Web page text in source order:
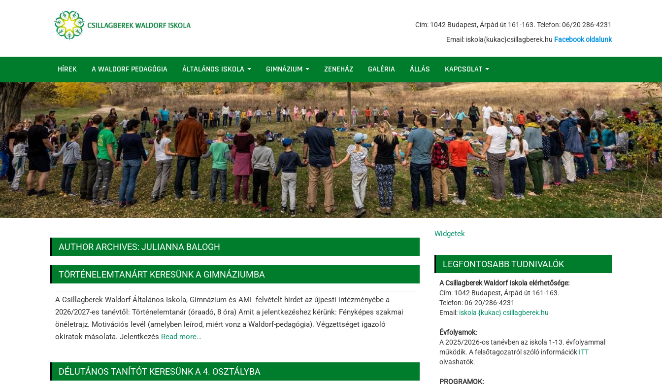
Cím: 1042 Budapest, Árpád út 161-163. Telefon: 06/20 286-4231
Email: iskola{kukac}csillagberek.hu Facebook oldalunk
HÍREK A WALDORF PEDAGÓGIA ÁLTALÁNOS ISKOLA GIMNÁZIUM ZENEHÁZ GALÉRIA ÁLLÁS KAPCSOLAT
AUTHOR ARCHIVES: JULIANNA BALOGH
TÖRTÉNELEMTANÁRT KERESÜNK A GIMNÁZIUMBA
A Csillagberek Waldorf Általános Iskola, Gimnázium és AMI felvételt hirdet az újpesti intézményébe a
2026/2027-es tanévtől: Történelemtanár (óraadó, 8 óra) Amit a jelentkezéshez kérünk: Fényképes szakmai
önéletrajz. Motivációs levél (amelyben leírod, miért vonz a Waldorf-pedagógia). Végzettséget igazoló
okiratok másolata. Jelentkezés Read more…
DÉLUTÁNOS TANÍTÓT KERESÜNK A 4. OSZTÁLYBA
Widgetek
LEGFONTOSABB TUDNIVALÓK
A Csillagberek Waldorf Iskola elérhetősége:
Cím: 1042 Budapest, Árpád út 161-163.
Telefon: 06-20/286-4231
Email: iskola {kukac} csillagberek.hu
Évfolyamok:
A 2025/2026-os tanévben az iskola 1-13. évfolyammal
működik. A felsőtagozatról szóló információk ITT
olvashatók.
PROGRAMOK: